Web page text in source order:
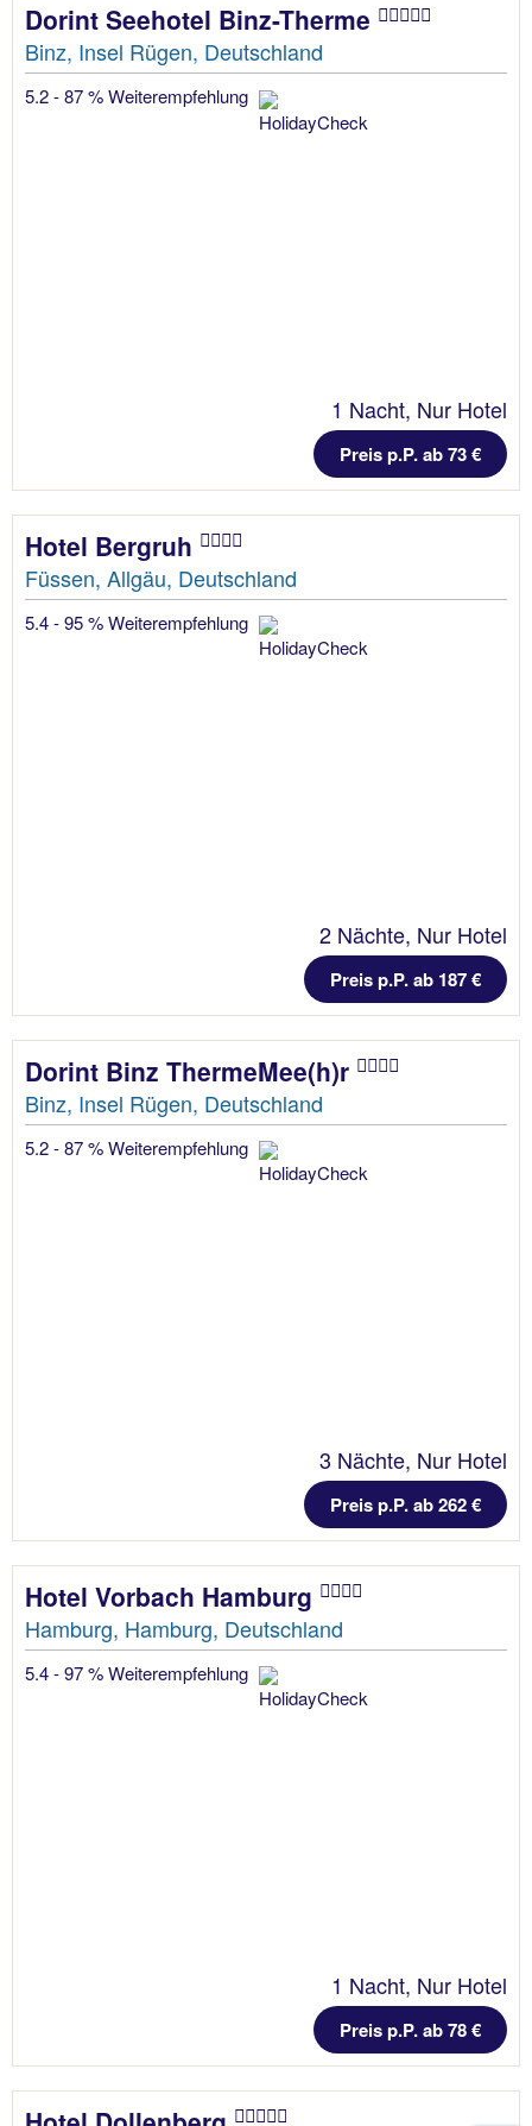
Dorint Seehotel Binz-Therme
Binz, Insel Rügen, Deutschland
5.2 - 87 % Weiterempfehlung
1 Nacht, Nur Hotel
Preis p.P. ab 73 €
Hotel Bergruh
Füssen, Allgäu, Deutschland
5.4 - 95 % Weiterempfehlung
2 Nächte, Nur Hotel
Preis p.P. ab 187 €
Dorint Binz ThermeMee(h)r
Binz, Insel Rügen, Deutschland
5.2 - 87 % Weiterempfehlung
3 Nächte, Nur Hotel
Preis p.P. ab 262 €
Hotel Vorbach Hamburg
Hamburg, Hamburg, Deutschland
5.4 - 97 % Weiterempfehlung
1 Nacht, Nur Hotel
Preis p.P. ab 78 €